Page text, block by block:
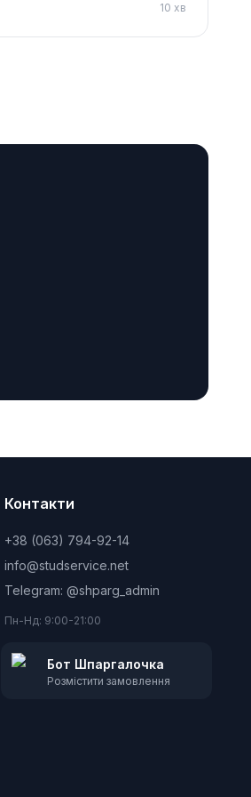
10 хв
Контакти
+38 (063) 794-92-14
info@studservice.net
Telegram: @shparg_admin
Пн-Нд: 9:00-21:00
Бот Шпаргалочка
Розмістити замовлення